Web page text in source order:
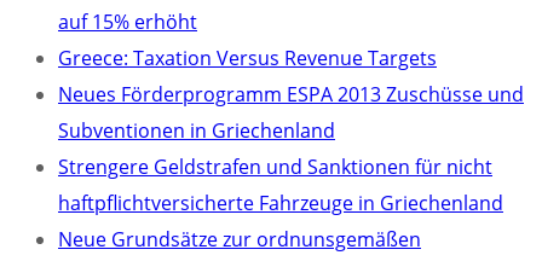
auf 15% erhöht
Greece: Taxation Versus Revenue Targets
Neues Förderprogramm ESPA 2013 Zuschüsse und
Subventionen in Griechenland
Strengere Geldstrafen und Sanktionen für nicht
haftpflichtversicherte Fahrzeuge in Griechenland
Neue Grundsätze zur ordnunsgemäßen